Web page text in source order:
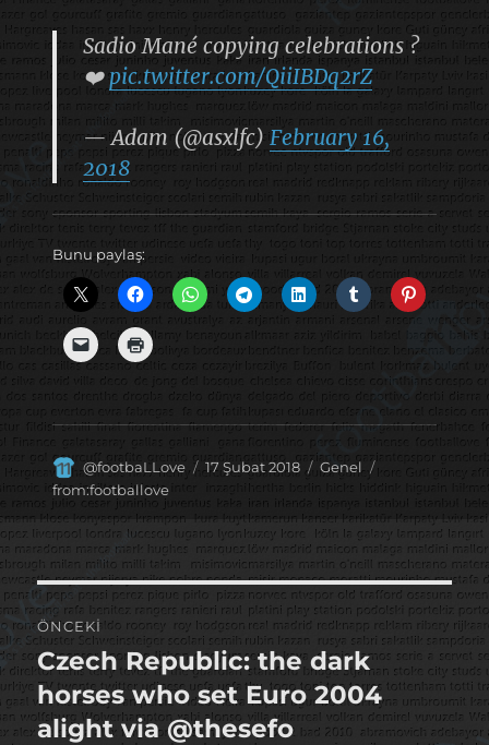
Sadio Mané copying celebrations ?
❤️ pic.twitter.com/QiiIBDq2rZ
— Adam (@asxlfc)February 16,
2018
Bunu paylaş:
Yazar
@footbaLLove
Yayın
17 Şubat 2018 Kategoriler
Genel
from:footballove
Yazı
gezinmesi
ÖNCEKI
Önceki
yazı:
Czech Republic: the dark
horses who set Euro 2004
alight via @thesefo